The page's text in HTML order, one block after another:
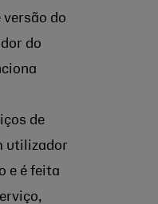
do
do
de
utilizador
e é feita